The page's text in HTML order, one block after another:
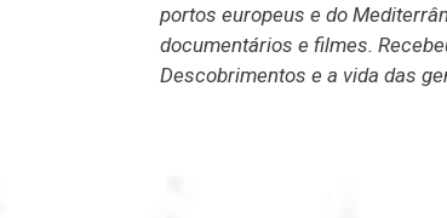
portos europeus e do
documentários e filmes.
Descobrimentos e a vida das